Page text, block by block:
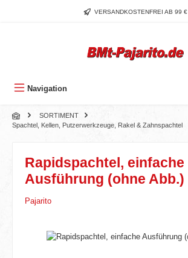
Zum Hauptinhalt springenVERSANDKOSTENFREI AB 99 €
Navigation
SORTIMENT
Spachtel, Kellen, Putzerwerkzeuge, Rakel & Zahnspachtel
Rapidspachtel, einfache
Ausführung (ohne Abb.)
Pajarito
Bildergalerie überspringen